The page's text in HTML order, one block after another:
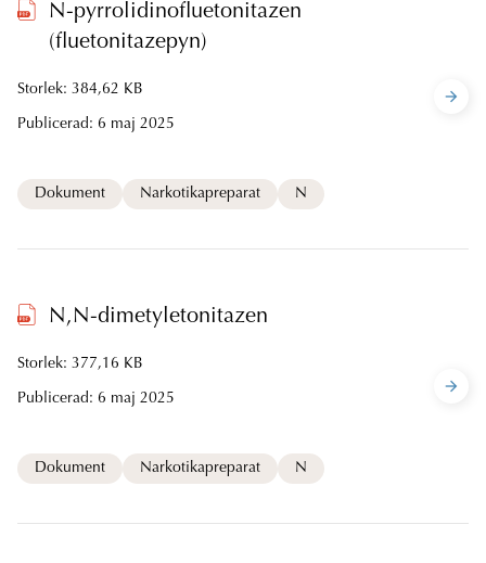
N-pyrrolidinofluetonitazen
(fluetonitazepyn)
Storlek: 384,62 KB
Publicerad: 6 maj 2025
Dokument Narkotikapreparat N
N,N-dimetyletonitazen
Storlek: 377,16 KB
Publicerad: 6 maj 2025
Dokument Narkotikapreparat N